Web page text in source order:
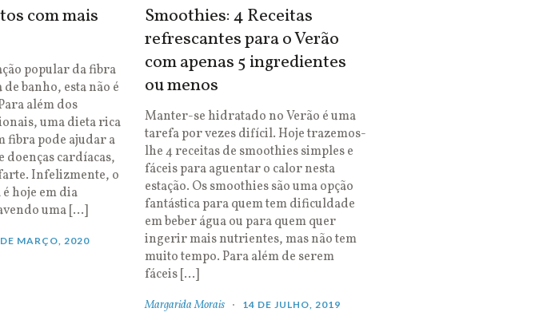
com mais
popular da fibra
de banho, esta não é
além dos
uma dieta rica
fibra pode ajudar a
cardíacas,
Infelizmente, o
hoje em dia
uma […]
MARÇO, 2020
Smoothies: 4 Receitas
refrescantes para o Verão
com apenas 5 ingredientes
ou menos
Manter-se hidratado no Verão é uma
tarefa por vezes difícil. Hoje trazemos-
lhe 4 receitas de smoothies simples e
fáceis para aguentar o calor nesta
estação. Os smoothies são uma opção
fantástica para quem tem dificuldade
em beber água ou para quem quer
ingerir mais nutrientes, mas não tem
muito tempo. Para além de serem
fáceis […]
Margarida Morais 14 DE JULHO, 2019